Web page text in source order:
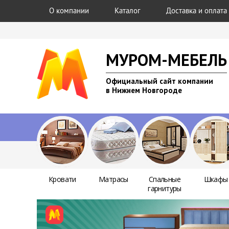
О компании Каталог Доставка и оплата
МУРОМ-МЕБЕЛЬ
Официальный сайт компании
в Нижнем Новгороде
Кровати Матрасы
Спальные
гарнитуры
Шкафы